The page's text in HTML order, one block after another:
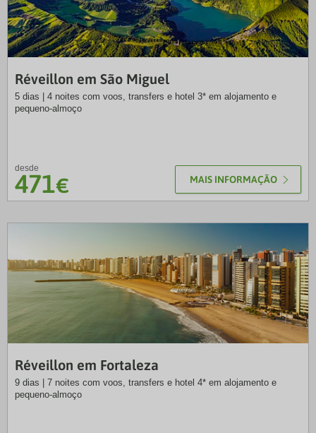
Réveillon em São Miguel
5 dias | 4 noites com voos, transfers e hotel 3* em alojamento e
pequeno-almoço
desde
471€ MAIS INFORMAÇÃO
Réveillon em Fortaleza
9 dias | 7 noites com voos, transfers e hotel 4* em alojamento e
pequeno-almoço